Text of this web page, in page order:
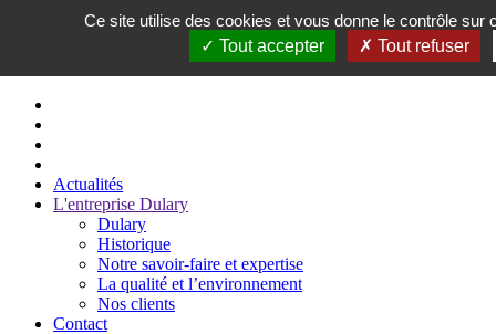
Actualités
L'entreprise Dulary
Dulary
Historique
Notre savoir-faire et expertise
La qualité et l’environnement
Nos clients
Contact
Ce site utilise des cookies et vous donne le contrôle sur
Tout accepter
Tout refuser